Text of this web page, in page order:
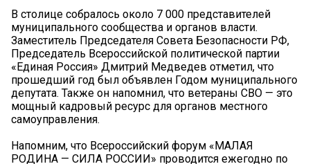
В столице собралось около 7 000 представителей
муниципального сообщества и органов власти.
Заместитель Председателя Совета Безопасности РФ,
Председатель Всероссийской политической партии
«Единая Россия» Дмитрий Медведев отметил, что
прошедший год был объявлен Годом муниципального
депутата. Также он напомнил, что ветераны СВО — это
мощный кадровый ресурс для органов местного
самоуправления.
Напомним, что Всероссийский форум «МАЛАЯ
РОДИНА — СИЛА РОССИИ» проводится ежегодно по